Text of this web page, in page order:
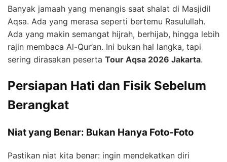
Banyak jamaah yang menangis saat shalat di Masjidil
Aqsa. Ada yang merasa seperti bertemu Rasulullah.
Ada yang makin semangat hijrah, berhijab, hingga lebih
rajin membaca Al-Qur’an. Ini bukan hal langka, tapi
sering dirasakan peserta Tour Aqsa 2026 Jakarta.
Persiapan Hati dan Fisik Sebelum
Berangkat
Niat yang Benar: Bukan Hanya Foto-Foto
Pastikan niat kita benar: ingin mendekatkan diri